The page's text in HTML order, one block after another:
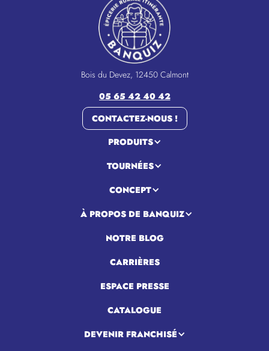
Bois du Devez, 12450 Calmont
05 65 42 40 42
CONTACTEZ-NOUS !
PRODUITS
TOURNÉES
CONCEPT
À PROPOS DE BANQUIZ
NOTRE BLOG
CARRIÈRES
ESPACE PRESSE
CATALOGUE
DEVENIR FRANCHISÉ